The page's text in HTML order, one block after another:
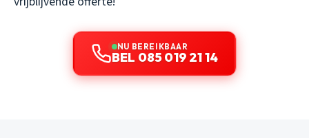
NU BEREIKBAAR
BEL 085 019 21 14